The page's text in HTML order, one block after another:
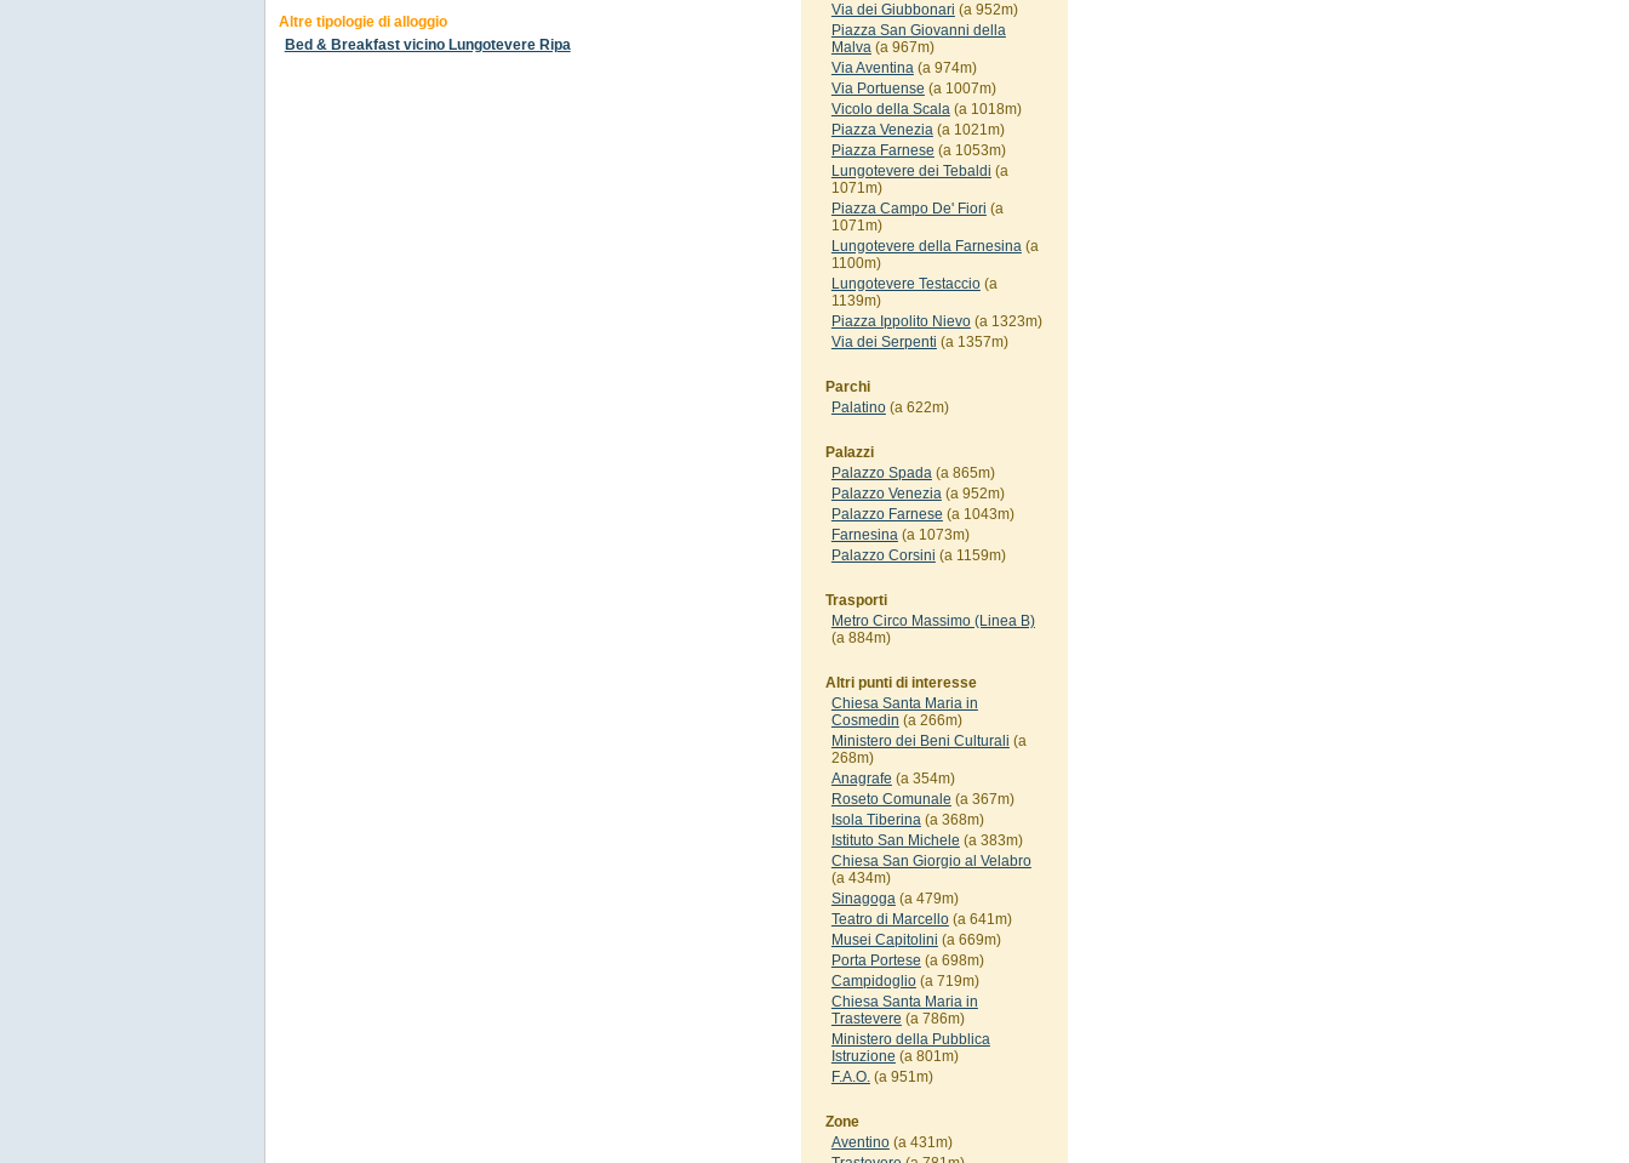
Altre tipologie di alloggio
Bed & Breakfast vicino Lungotevere Ripa
Via dei Giubbonari (a 952m)
Piazza San Giovanni della
Malva(a 967m)
Via Aventina(a 974m)
Via Portuense (a 1007m)
Vicolo della Scala(a 1018m)
Piazza Venezia(a 1021m)
Piazza Farnese (a 1053m)
Lungotevere dei Tebaldi (a
1071m)
Piazza Campo De' Fiori (a
1071m)
Lungotevere della Farnesina(a
1100m)
Lungotevere Testaccio(a
1139m)
Piazza Ippolito Nievo(a 1323m)
Via dei Serpenti (a 1357m)
Parchi
Palatino(a 622m)
Palazzi
Palazzo Spada(a 865m)
Palazzo Venezia(a 952m)
Palazzo Farnese (a 1043m)
Farnesina(a 1073m)
Palazzo Corsini (a 1159m)
Trasporti
Metro Circo Massimo (Linea B)
(a 884m)
Altri punti di interesse
Chiesa Santa Maria in
Cosmedin (a 266m)
Ministero dei Beni Culturali (a
268m)
Anagrafe (a 354m)
Roseto Comunale (a 367m)
Isola Tiberina(a 368m)
Istituto San Michele (a 383m)
Chiesa San Giorgio al Velabro
(a 434m)
Sinagoga(a 479m)
Teatro di Marcello(a 641m)
Musei Capitolini (a 669m)
Porta Portese (a 698m)
Campidoglio(a 719m)
Chiesa Santa Maria in
Trastevere (a 786m)
Ministero della Pubblica
Istruzione (a 801m)
F.A.O.(a 951m)
Zone
Aventino(a 431m)